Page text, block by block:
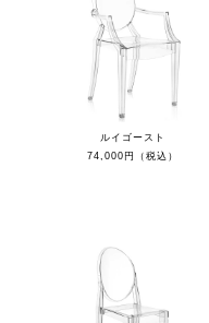
ルイゴースト
74,000円（税込）